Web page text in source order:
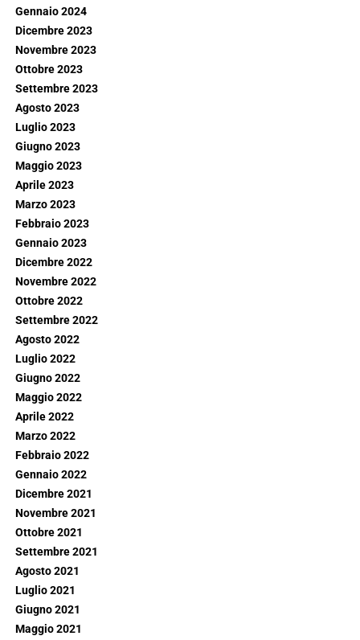
Gennaio 2024
Dicembre 2023
Novembre 2023
Ottobre 2023
Settembre 2023
Agosto 2023
Luglio 2023
Giugno 2023
Maggio 2023
Aprile 2023
Marzo 2023
Febbraio 2023
Gennaio 2023
Dicembre 2022
Novembre 2022
Ottobre 2022
Settembre 2022
Agosto 2022
Luglio 2022
Giugno 2022
Maggio 2022
Aprile 2022
Marzo 2022
Febbraio 2022
Gennaio 2022
Dicembre 2021
Novembre 2021
Ottobre 2021
Settembre 2021
Agosto 2021
Luglio 2021
Giugno 2021
Maggio 2021